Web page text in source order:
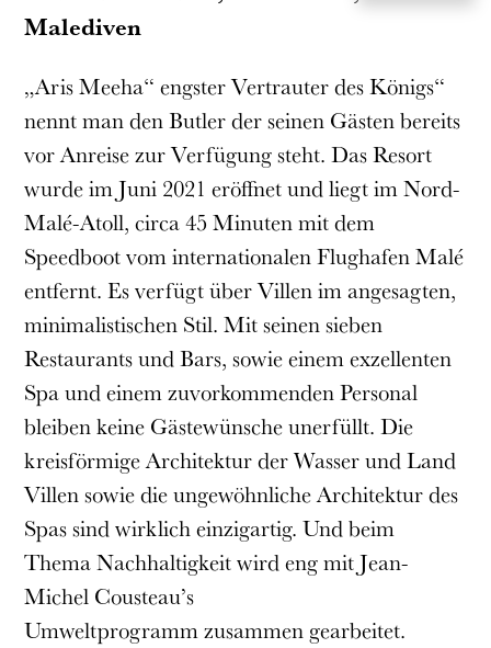
Malediven
„Aris Meeha“ engster Vertrauter des Königs“
nennt man den Butler der seinen Gästen bereits
vor Anreise zur Verfügung steht. Das Resort
wurde im Juni 2021 eröffnet und liegt im Nord-
Malé-Atoll, circa 45 Minuten mit dem
Speedboot vom internationalen Flughafen Malé
entfernt. Es verfügt über Villen im angesagten,
minimalistischen Stil. Mit seinen sieben
Restaurants und Bars, sowie einem exzellenten
Spa und einem zuvorkommenden Personal
bleiben keine Gästewünsche unerfüllt. Die
kreisförmige Architektur der Wasser und Land
Villen sowie die ungewöhnliche Architektur des
Spas sind wirklich einzigartig. Und beim
Thema Nachhaltigkeit wird eng mitJean-
Michel Cousteau’s
Umweltprogrammzusammen gearbeitet.